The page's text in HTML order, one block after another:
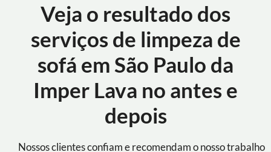
Veja o resultado dos
serviços de limpeza de
sofá em São Paulo da
Imper Lava no antes e
depois
Nossos clientes confiam e recomendam o nosso trabalho